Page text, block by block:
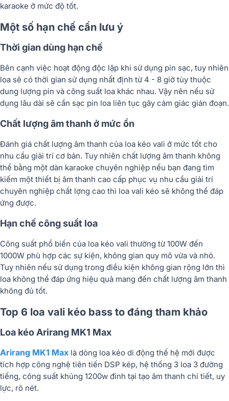
karaoke ở mức độ tốt.
Một số hạn chế cần lưu ý
Thời gian dùng hạn chế
Bên cạnh việc hoạt động độc lập khi sử dụng pin sạc, tuy nhiên
loa sẽ có thời gian sử dụng nhất định từ 4 - 8 giờ tùy thuộc
dung lượng pin và công suất loa khác nhau. Vậy nên nếu sử
dụng lâu dài sẽ cần sạc pin loa liên tục gây cảm giác gián đoạn.
Chất lượng âm thanh ở mức ổn
Đánh giá chất lượng âm thanh của loa kéo vali ở mức tốt cho
nhu cầu giải trí cơ bản. Tuy nhiên chất lượng âm thanh không
thể bằng một dàn karaoke chuyên nghiệp nếu bạn đang tìm
kiếm một thiết bị âm thanh cao cấp phục vụ nhu cầu giải trí
chuyên nghiệp chất lợng cao thì loa vali kéo sẽ không thể đáp
ứng được.
Hạn chế công suất loa
Công suất phổ biến của loa kéo vali thường từ 100W đến
1000W phù hợp các sự kiện, không gian quy mô vừa và nhỏ.
Tuy nhiên nếu sử dụng trong điều kiện không gian rộng lớn thì
loa không thể đáp ứng hiệu quả mang đến chất lượng âm thanh
không đủ tốt.
Top 6 loa vali kéo bass to đáng tham khảo
Loa kéo Arirang MK1 Max
Arirang MK1 Max là dòng loa kéo di động thế hệ mới được
tích hợp công nghệ tiên tiến DSP kép, hệ thống 3 loa 3 đường
tiếng, công suất khủng 1200w đỉnh tại tạo âm thanh chi tiết, uy
lực, rõ nét.